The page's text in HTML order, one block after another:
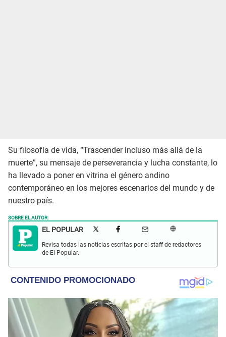
Su filosofía de vida, “Trascender incluso más allá de la
muerte”, su mensaje de perseverancia y lucha constante, lo
ha llevado a poner en vitrina el género andino
contemporáneo en los mejores escenarios del mundo y de
nuestro país.
SOBRE EL AUTOR:
EL POPULAR
Revisa todas las noticias escritas por el staff de redactores
de El Popular.